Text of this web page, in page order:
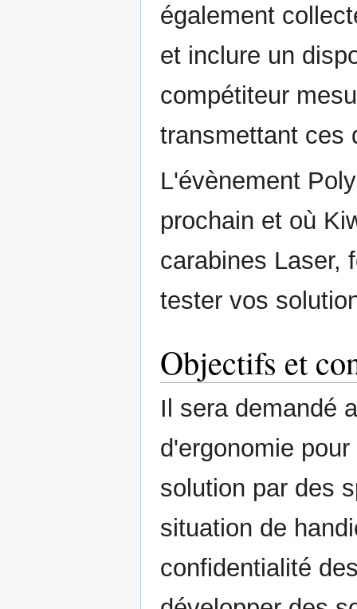
également
et inclure un
compétiteur
transmettant ces
L'évènement
prochain et où
carabines Laser,
tester vos
Objectifs et
Il sera demandé
d'ergonomie
solution par des
situation de
confidentialité